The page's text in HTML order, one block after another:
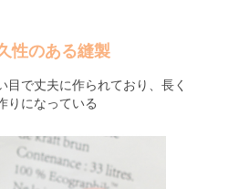
性のある縫製
目で丈夫に作られており、長く
りになっている